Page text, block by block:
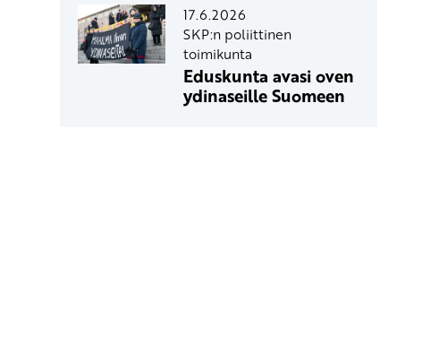
17.6.2026
SKP:n poliittinen
toimikunta
Eduskunta avasi oven
ydinaseille Suomeen